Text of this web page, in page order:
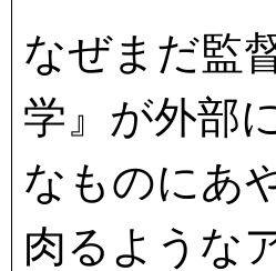
なぜまだ監
学』が外部
なものにあ
肉るような